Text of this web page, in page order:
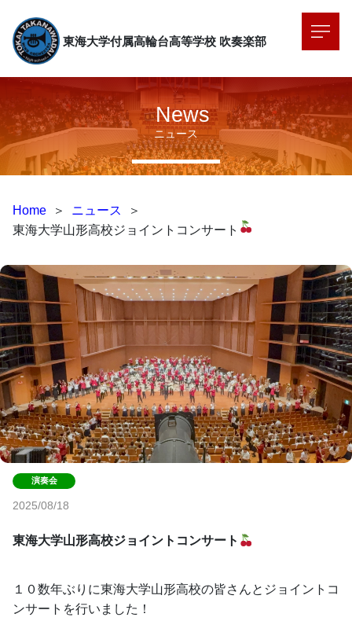
東海大学付属高輪台高等学校 吹奏楽部
ニュース
News
Home ＞ ニュース
＞
東海大学山形高校ジョイントコンサート
2025/08/18
東海大学山形高校ジョイントコンサート
１０数年ぶりに東海大学山形高校の皆さんとジョイントコ
ンサートを行いました！